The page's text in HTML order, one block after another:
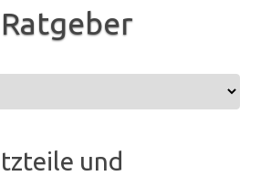
Ratgeber
und